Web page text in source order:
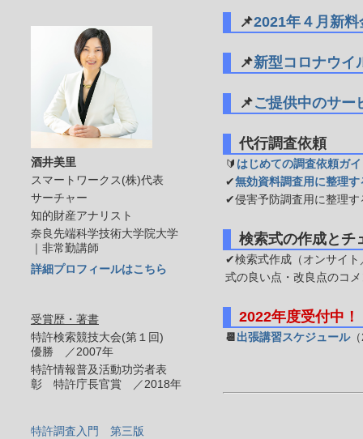
📌2021年４月新
📌新型コロナウイ
📌ご提供中のサー
代行調査依頼
🔰 はじめての調査依頼ガ
✔無効資料調査用に整理
✔侵害予防調査用に整理す
検索式の作成とチ
✔検索式作成（オンサイト
式の良い点・改良点のコ
2022年度受付中！
📆 出張講習スケジュール
酒井美里
スマートワークス(株)代表
サーチャー
知的財産アナリスト
奈良先端科学技術大学院大学
｜非常勤講師
詳細プロフィールはこちら
受賞歴・著書
特許検索競技大会(第１回)
優勝 ／2007年
特許情報普及活動功労者表
彰 特許庁長官賞 ／2018年
特許調査入門 第三版